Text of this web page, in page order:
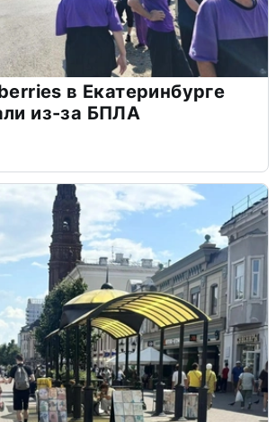
в Екатеринбурге
из-за БПЛА